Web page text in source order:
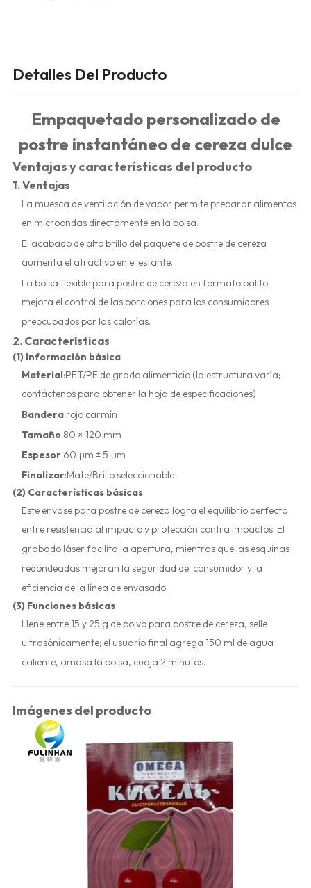
Detalles Del Producto
Empaquetado personalizado de
postre instantáneo de cereza dulce
Ventajas y características del producto
1. Ventajas
La muesca de ventilación de vapor permite preparar alimentos
en microondas directamente en la bolsa.
El acabado de alto brillo del paquete de postre de cereza
aumenta el atractivo en el estante.
La bolsa flexible para postre de cereza en formato palito
mejora el control de las porciones para los consumidores
preocupados por las calorías.
2. Características
(1) Información básica
Material:PET/PE de grado alimenticio (la estructura varía;
contáctenos para obtener la hoja de especificaciones)
Bandera:rojo carmín
Tamaño:80 × 120 mm
Espesor:60 µm ± 5 µm
Finalizar:Mate/Brillo seleccionable
(2) Características básicas
Este envase para postre de cereza logra el equilibrio perfecto
entre resistencia al impacto y protección contra impactos. El
grabado láser facilita la apertura, mientras que las esquinas
redondeadas mejoran la seguridad del consumidor y la
eficiencia de la línea de envasado.
(3) Funciones básicas
Llene entre 15 y 25 g de polvo para postre de cereza, selle
ultrasónicamente; el usuario final agrega 150 ml de agua
caliente, amasa la bolsa, cuaja 2 minutos.
Imágenes del producto